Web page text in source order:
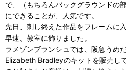
で、（もちろんバックグラウンドの
にできることが、人気です。
先日、刺し終えた作品をフレームに
早速、教室に飾りました。
ラメゾンブランシュでは、阪急うめ
Elizabeth Bradleyのキットを販売し